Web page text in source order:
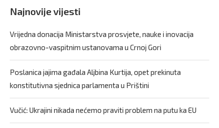
Najnovije vijesti
Vrijedna donacija Ministarstva prosvjete, nauke i inovacija
obrazovno-vaspitnim ustanovama u Crnoj Gori
Poslanica jajima gađala Aljbina Kurtija, opet prekinuta
konstitutivna sjednica parlamenta u Prištini
Vučić: Ukrajini nikada nećemo praviti problem na putu ka EU